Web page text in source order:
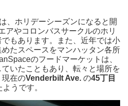
、ホリデーシーズンになると開
アやコロンバスサークルのホリ
もあります。また、近年では小
たスペースをマンハッタン各所
のフードマーケットは、
いたこともあり、転々と場所を
現在のVenderbilt Ave. の45丁目
うです。